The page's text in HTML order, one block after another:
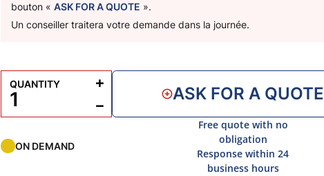
bouton «ASK FOR A QUOTE ».
Un conseiller traitera votre demande dans la journée.
ON DEMAND
QUANTITY
−
+
ASK FOR A QUOTE
Free quote with no
obligation
Response within 24
business hours